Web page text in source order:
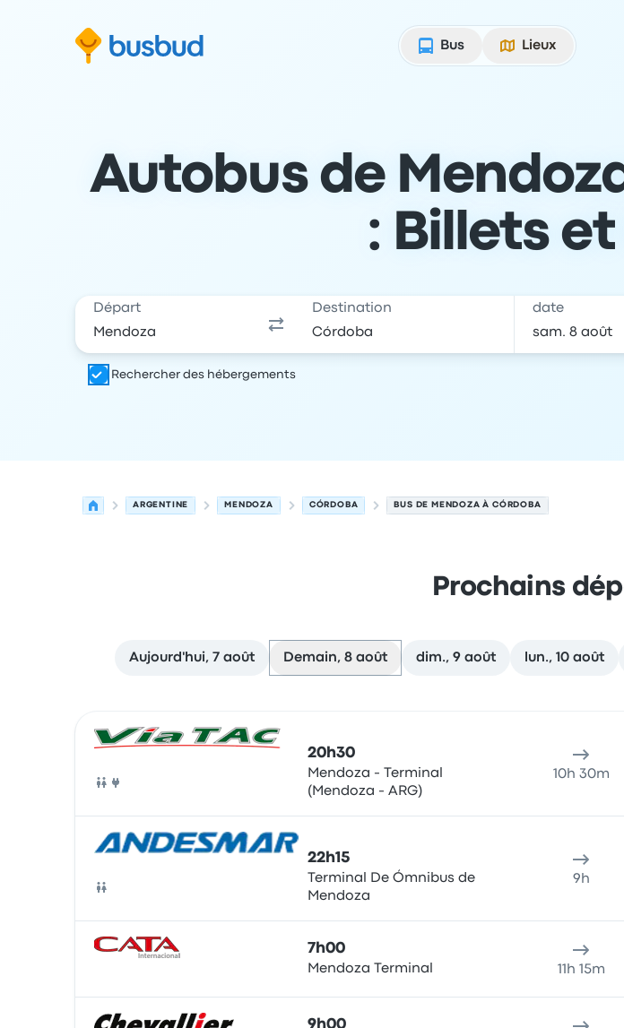
Bus
Lieux
Autobus de
: Billets
Départ Destination date
Rechercher des hébergements
ARGENTINE MENDOZA CÓRDOBA BUS DE MENDOZA À CÓRDOBA
Prochains
Aujourd'hui, 7 août Demain, 8 août dim., 9 août lun., 10 août
Bus
20h30
Mendoza - Terminal
(Mendoza - ARG)
10h 30m
Bus
22h15
Terminal De Ómnibus de
Mendoza
9h
7h00
Mendoza Terminal 11h 15m
9h00